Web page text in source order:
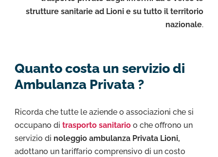
strutture sanitarie ad Lioni e su tutto il territorio
nazionale.
Quanto costa un servizio di
Ambulanza Privata ?
Ricorda che tutte le aziende o associazioni che si
occupano di trasporto sanitario o che offrono un
servizio di noleggio ambulanza Privata Lioni,
adottano un tariffario comprensivo di un costo